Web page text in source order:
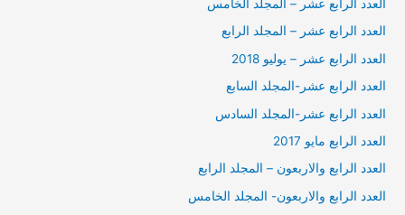
العدد الرابع عشر – المجلد الخامس
العدد الرابع عشر – المجلد الرابع
العدد الرابع عشر – يوليو 2018
العدد الرابع عشر-المجلد السابع
العدد الرابع عشر-المجلد السادس
العدد الرابع مايو 2017
العدد الرابع والاربعون – المجلد الرابع
العدد الرابع والاربعون- المجلد الخامس